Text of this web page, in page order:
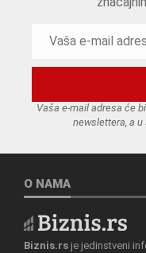
Vaša e-mail adresa će
newslettera, a u
O NAMA
Biznis.rs je jedinstveni